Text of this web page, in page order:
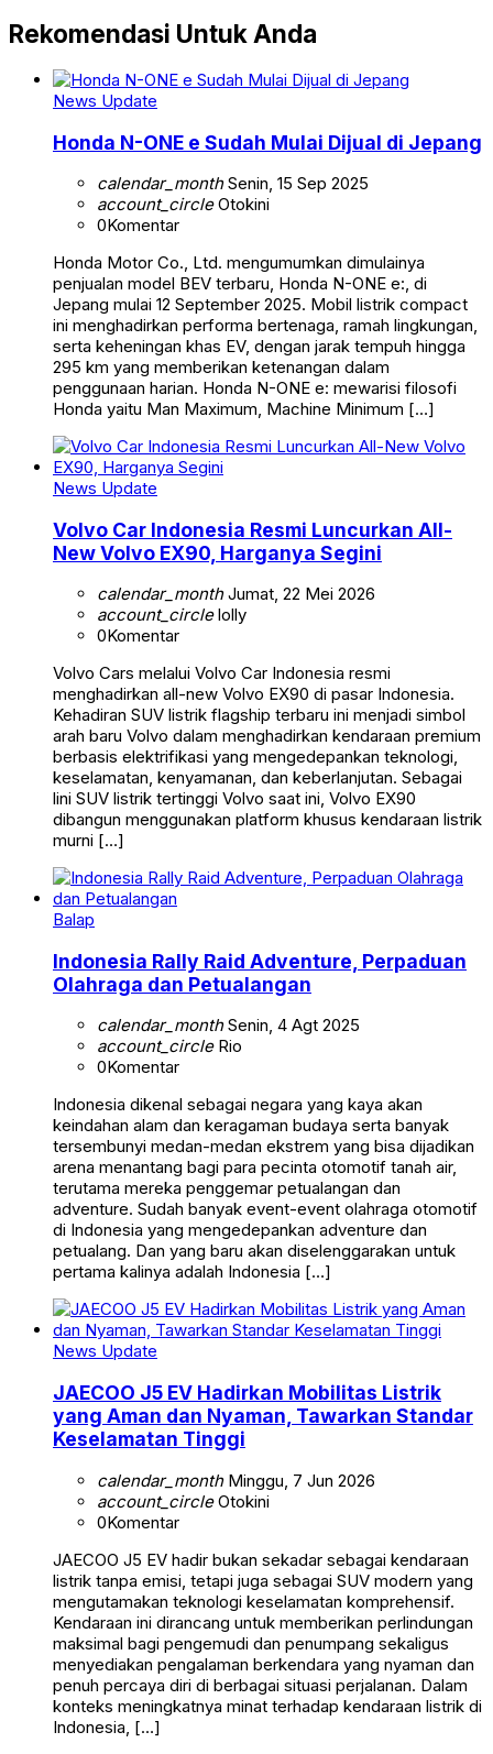
Rekomendasi Untuk Anda
News Update
Honda N-ONE e Sudah Mulai Dijual di Jepang
calendar_monthSenin, 15 Sep 2025
account_circleOtokini
0Komentar
Honda Motor Co., Ltd. mengumumkan dimulainya
penjualan model BEV terbaru, Honda N-ONE e:, di
Jepang mulai 12 September 2025. Mobil listrik compact
ini menghadirkan performa bertenaga, ramah lingkungan,
serta keheningan khas EV, dengan jarak tempuh hingga
295 km yang memberikan ketenangan dalam
penggunaan harian. Honda N-ONE e: mewarisi filosofi
Honda yaitu Man Maximum, Machine Minimum […]
News Update
Volvo Car Indonesia Resmi Luncurkan All-
New Volvo EX90, Harganya Segini
calendar_monthJumat, 22 Mei 2026
account_circlelolly
0Komentar
Volvo Cars melalui Volvo Car Indonesia resmi
menghadirkan all-new Volvo EX90 di pasar Indonesia.
Kehadiran SUV listrik flagship terbaru ini menjadi simbol
arah baru Volvo dalam menghadirkan kendaraan premium
berbasis elektrifikasi yang mengedepankan teknologi,
keselamatan, kenyamanan, dan keberlanjutan. Sebagai
lini SUV listrik tertinggi Volvo saat ini, Volvo EX90
dibangun menggunakan platform khusus kendaraan listrik
murni […]
Balap
Indonesia Rally Raid Adventure, Perpaduan
Olahraga dan Petualangan
calendar_monthSenin, 4 Agt 2025
account_circleRio
0Komentar
Indonesia dikenal sebagai negara yang kaya akan
keindahan alam dan keragaman budaya serta banyak
tersembunyi medan-medan ekstrem yang bisa dijadikan
arena menantang bagi para pecinta otomotif tanah air,
terutama mereka penggemar petualangan dan
adventure. Sudah banyak event-event olahraga otomotif
di Indonesia yang mengedepankan adventure dan
petualang. Dan yang baru akan diselenggarakan untuk
pertama kalinya adalah Indonesia […]
News Update
JAECOO J5 EV Hadirkan Mobilitas Listrik
yang Aman dan Nyaman, Tawarkan Standar
Keselamatan Tinggi
calendar_monthMinggu, 7 Jun 2026
account_circleOtokini
0Komentar
JAECOO J5 EV hadir bukan sekadar sebagai kendaraan
listrik tanpa emisi, tetapi juga sebagai SUV modern yang
mengutamakan teknologi keselamatan komprehensif.
Kendaraan ini dirancang untuk memberikan perlindungan
maksimal bagi pengemudi dan penumpang sekaligus
menyediakan pengalaman berkendara yang nyaman dan
penuh percaya diri di berbagai situasi perjalanan. Dalam
konteks meningkatnya minat terhadap kendaraan listrik di
Indonesia, […]